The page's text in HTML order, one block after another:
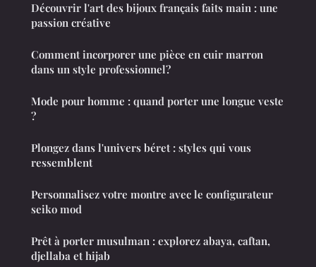
Découvrir l'art des bijoux français faits main : une
passion créative
Comment incorporer une pièce en cuir marron
dans un style professionnel?
Mode pour homme : quand porter une longue veste
?
Plongez dans l'univers béret : styles qui vous
ressemblent
Personnalisez votre montre avec le configurateur
seiko mod
Prêt à porter musulman : explorez abaya, caftan,
djellaba et hijab